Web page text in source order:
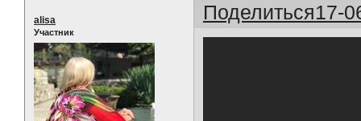
Поделиться17-
alisa
Участник